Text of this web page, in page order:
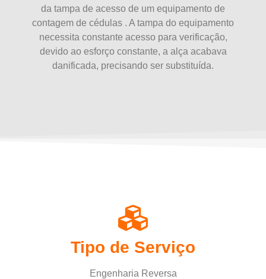
da tampa de acesso de um equipamento de
contagem de cédulas . A tampa do equipamento
necessita constante acesso para verificação,
devido ao esforço constante, a alça acabava
danificada, precisando ser substituída.
Tipo de Serviço
Engenharia Reversa